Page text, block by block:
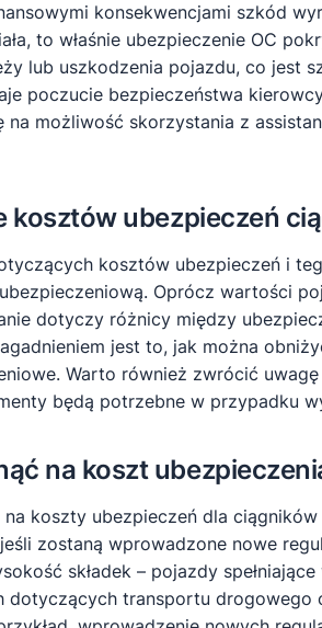
konsekwencjami szkód
to właśnie ubezpieczenie OC
lub uszkodzenia pojazdu, co jest
poczucie bezpieczeństwa
możliwość skorzystania z
ubezpieczeń
kosztów ubezpieczeń i
Oprócz wartości
dotyczy różnicy między
jest to, jak można
Warto również zwrócić
będą potrzebne w przypadku
na koszt
koszty ubezpieczeń dla
zostaną wprowadzone nowe
składek – pojazdy
dotyczących transportu